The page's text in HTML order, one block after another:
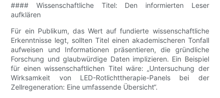
#### Wissenschaftliche Titel: Den informierten Leser
aufklären
Für ein Publikum, das Wert auf fundierte wissenschaftliche
Erkenntnisse legt, sollten Titel einen akademischeren Tonfall
aufweisen und Informationen präsentieren, die gründliche
Forschung und glaubwürdige Daten implizieren. Ein Beispiel
für einen wissenschaftlichen Titel wäre: „Untersuchung der
Wirksamkeit von LED-Rotlichttherapie-Panels bei der
Zellregeneration: Eine umfassende Übersicht“.